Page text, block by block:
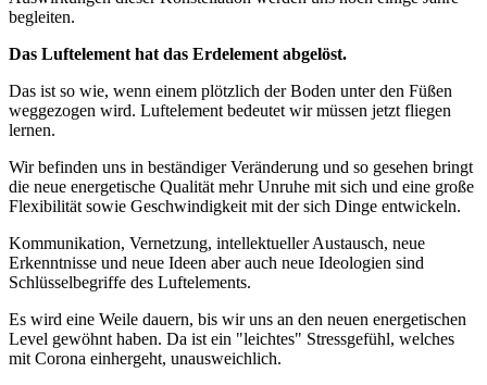
begleiten.
Das Luftelement hat das Erdelement abgelöst.
Das ist so wie, wenn einem plötzlich der Boden unter den Füßen
weggezogen wird. Luftelement bedeutet wir müssen jetzt fliegen
lernen.
Wir befinden uns in beständiger Veränderung und so gesehen bringt
die neue energetische Qualität mehr Unruhe mit sich und eine große
Flexibilität sowie Geschwindigkeit mit der sich Dinge entwickeln.
Kommunikation, Vernetzung, intellektueller Austausch, neue
Erkenntnisse und neue Ideen aber auch neue Ideologien sind
Schlüsselbegriffe des Luftelements.
Es wird eine Weile dauern, bis wir uns an den neuen energetischen
Level gewöhnt haben. Da ist ein "leichtes" Stressgefühl, welches
mit Corona einhergeht, unausweichlich.